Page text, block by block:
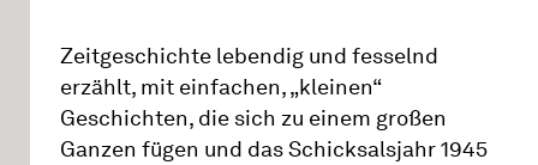
Zeitgeschichte lebendig und fesselnd
erzählt, mit einfachen, „kleinen“
Geschichten, die sich zu einem großen
Ganzen fügen und das Schicksalsjahr 1945